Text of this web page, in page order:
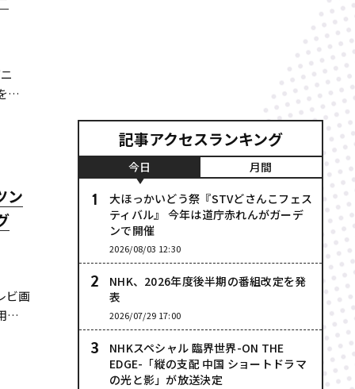
決
ン
ビ画
い
記事アクセスランキング
今日
月間
大ほっかいどう祭『STVどさんこフェス
ティバル』 今年は道庁赤れんがガーデ
ンで開催
2026/08/03 12:30
NHK、2026年度後半期の番組改定を発
表
2026/07/29 17:00
NHKスペシャル 臨界世界-ON THE
EDGE-「縦の支配 中国 ショートドラマ
の光と影」が放送決定